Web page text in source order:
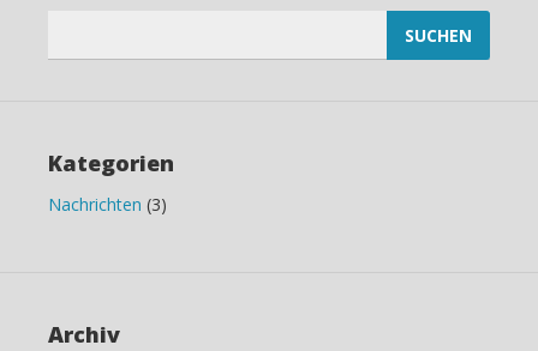
Kategorien
Nachrichten (3)
Archiv